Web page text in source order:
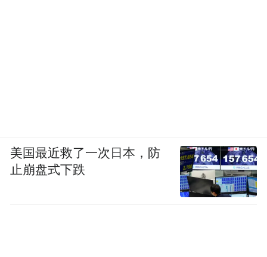
美国最近救了一次日本，防
止崩盘式下跌